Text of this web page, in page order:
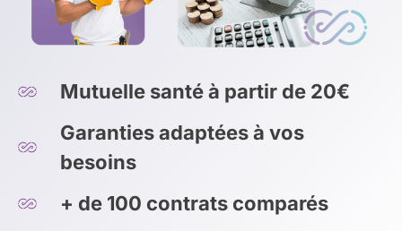
Mutuelle santé à partir de 20€
Garanties adaptées à vos
besoins
+ de 100 contrats comparés